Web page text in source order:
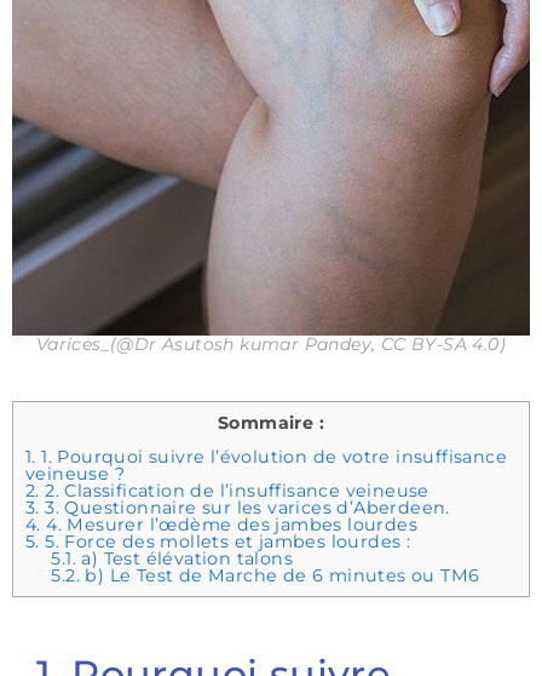
Varices_(@Dr Asutosh kumar Pandey, CC BY-SA 4.0)
Sommaire :
1. 1. Pourquoi suivre l’évolution de votre insuffisance
veineuse ?
2. 2. Classification de l’insuffisance veineuse
3. 3. Questionnaire sur les varices d’Aberdeen.
4. 4. Mesurer l’œdème des jambes lourdes
5. 5. Force des mollets et jambes lourdes :
5.1.a) Test élévation talons
5.2.b) Le Test de Marche de 6 minutes ou TM6